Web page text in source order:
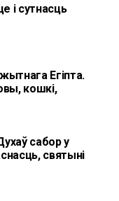
і сутнасць
Егіпта.
кошкі,
сабор у
святыні